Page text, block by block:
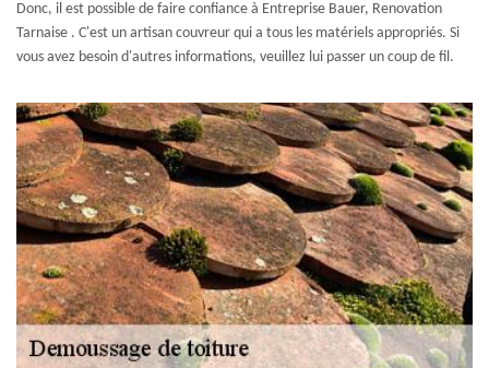
Donc, il est possible de faire confiance à Entreprise Bauer, Renovation
Tarnaise . C'est un artisan couvreur qui a tous les matériels appropriés. Si
vous avez besoin d'autres informations, veuillez lui passer un coup de fil.